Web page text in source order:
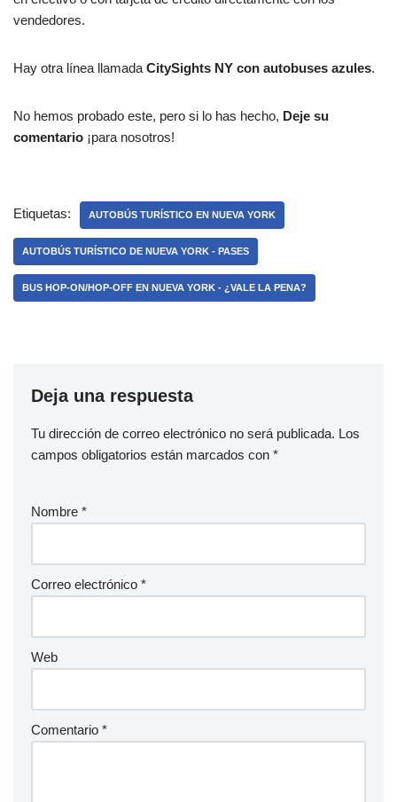
vendedores.
Hay otra línea llamada CitySights NY con autobuses azules.
No hemos probado este, pero si lo has hecho, Deje su
comentario ¡para nosotros!
Etiquetas: AUTOBÚS TURÍSTICO EN NUEVA YORK
AUTOBÚS TURÍSTICO DE NUEVA YORK - PASES
BUS HOP-ON/HOP-OFF EN NUEVA YORK - ¿VALE LA PENA?
Deja una respuesta
Tu dirección de correo electrónico no será publicada. Los
campos obligatorios están marcados con *
Nombre *
Correo electrónico *
Web
Comentario *